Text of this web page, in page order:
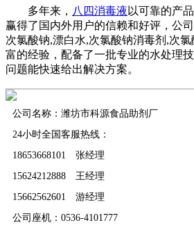
多年来， 八四消毒液 以可靠的产
赢得了国内外用户的信赖和好评，公
次氯酸钠,漂白水,次氯酸钠消毒剂,次
富的经验，配备了一批专业的水处理
问题能快速给出解决方案。
公司名称：潍坊市科源食品助剂厂
24小时全国客服热线：
18653668101 张经理
15624212888 王经理
15662562601 游经理
公司座机：0536-4101777